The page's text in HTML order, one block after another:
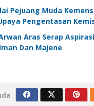
Pejuang Muda
Pengentasan
Arwan Aras Serap
Dan Majene